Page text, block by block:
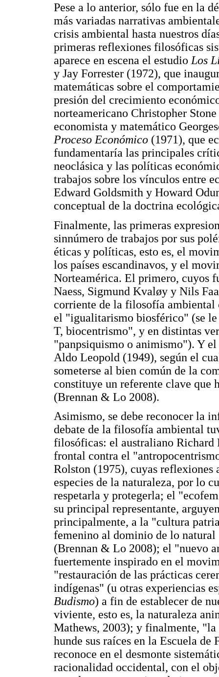
Pese a lo anterior, sólo fue en la
más variadas narrativas
crisis ambiental hasta nuestros
primeras reflexiones filosóficas
aparece en escena el estudio Los
y Jay Forrester (1972), que
matemáticas sobre el
presión del crecimiento
norteamericano Christopher
economista y matemático
Proceso Económico (1971), que
fundamentaría las principales
neoclásica y las políticas
trabajos sobre los vínculos entre
Edward Goldsmith y Howard
conceptual de la doctrina
Finalmente, las primeras
sinnúmero de trabajos por sus
éticas y políticas, esto es, el
los países escandinavos, y el
Norteamérica. El primero, cuyos
Naess, Sigmund Kvaløy y Nils
corriente de la filosofía
el "igualitarismo biosférico" (se
T, biocentrismo", y en distintas
"panpsiquismo o animismo"). Y
Aldo Leopold (1949), según el
someterse al bien común de la
constituye un referente clave que
(Brennan & Lo 2008).
Asimismo, se debe reconocer la
debate de la filosofía ambiental
filosóficas: el australiano
frontal contra el
Rolston (1975), cuyas reflexiones
especies de la naturaleza, por lo
respetarla y protegerla; el
su principal representante,
principalmente, a la "cultura
femenino al dominio de lo
(Brennan & Lo 2008); el "nuevo
fuertemente inspirado en el
"restauración de las prácticas
indígenas" (u otras experiencias
Budismo) a fin de establecer de
viviente, esto es, la naturaleza
Mathews, 2003); y finalmente,
hunde sus raíces en la Escuela
reconoce en el desmonte
racionalidad occidental, con el